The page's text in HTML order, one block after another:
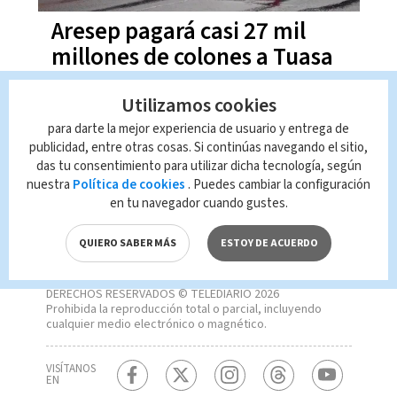
Aresep pagará casi 27 mil
millones de colones a Tuasa
DERECHOS RESERVADOS © TELEDIARIO 2026
Prohibida la reproducción total o parcial, incluyendo
cualquier medio electrónico o magnético.
VISÍTANOS
EN
Utilizamos cookies
para darte la mejor experiencia de usuario y entrega de
publicidad, entre otras cosas. Si continúas navegando el sitio,
das tu consentimiento para utilizar dicha tecnología, según
nuestra Política de cookies . Puedes cambiar la configuración
en tu navegador cuando gustes.
QUIERO SABER MÁS ESTOY DE ACUERDO